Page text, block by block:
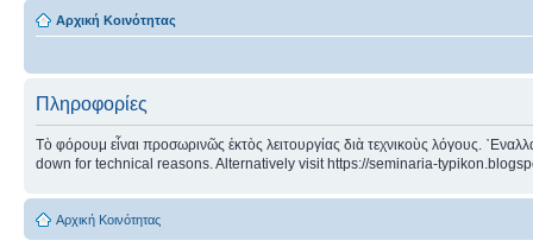
Αρχική Κοινότητας
Πληροφορίες
Τὸ φόρουμ εἶναι προσωρινῶς ἐκτὸς λειτουργίας διὰ τεχνικοὺς λόγους.
down for technical reasons. Alternatively visit https://seminaria-
Αρχική Κοινότητας